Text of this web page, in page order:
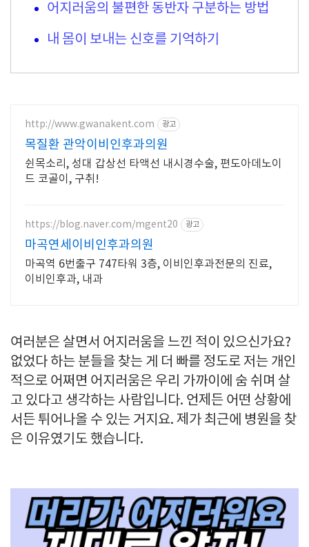
어지러움의 불편한 동반자 구분하는 방법
내 몸이 보내는 신호를 기억하기
http://www.gwanakent.com 광고
목질환 관악이비인후과의원
쉰목소리, 성대 갑상선 타액선 내시경수술, 편도아데노이
드 코골이, 구취!
https://blog.naver.com/mgent20 광고
마곡연세이비인후과의원
마곡역 6번출구 747타워 3층, 이비인후과전문의 진료,
이비인후과, 내과
여러분은 살면서 어지러움을 느낀 적이 있으신가요?
없었다 하는 분들을 찾는 게 더 빠를 정도로 저는 개인
적으로 어쩌면 어지러움은 우리 가까이에 숨 쉬며 살
고 있다고 생각하는 사람입니다. 언제든 어떤 상황에
서든 튀어나올 수 있는 거지요. 제가 최근에 병원을 찾
은 이유였기도 했습니다.